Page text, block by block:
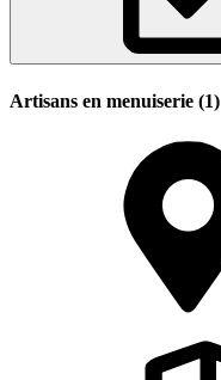
Artisans en menuiserie (1)